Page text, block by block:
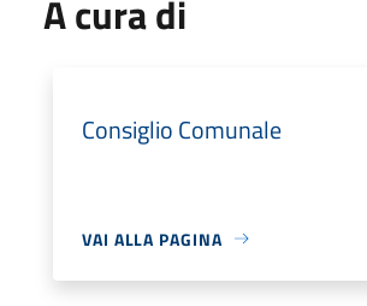
A cura di
Consiglio Comunale
VAI ALLA PAGINA